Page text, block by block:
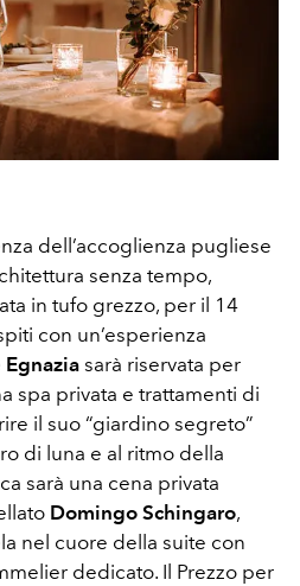
dell’accoglienza pugliese
senza tempo,
in tufo grezzo, per il 14
con un’esperienza
Egnazia sarà riservata per
spa privata e trattamenti di
il suo “giardino segreto”
di luna e al ritmo della
sarà una cena privata
Domingo Schingaro,
nel cuore della suite con
dedicato. Il Prezzo per